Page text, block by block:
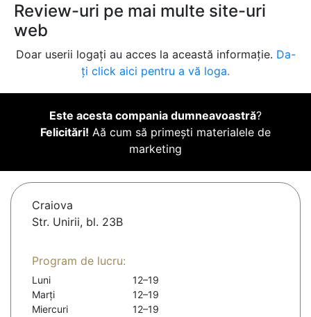
Review-uri pe mai multe site-uri
web
Doar userii logați au acces la această informație. Da-
ți click aici pentru a vă loga.
Este acesta compania dumneavoastră?
Felicitări! Aă cum să primești materialele de
marketing
Craiova
Str. Unirii, bl. 23B
Program de lucru:
Luni
12–19
Marți
12–19
Miercuri
12–19